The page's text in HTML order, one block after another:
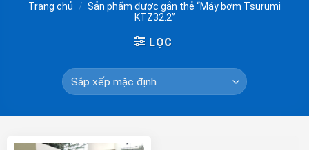
Trang chủ / Sản phẩm được gắn thẻ “Máy bơm Tsurumi
KTZ32.2”
LỌC